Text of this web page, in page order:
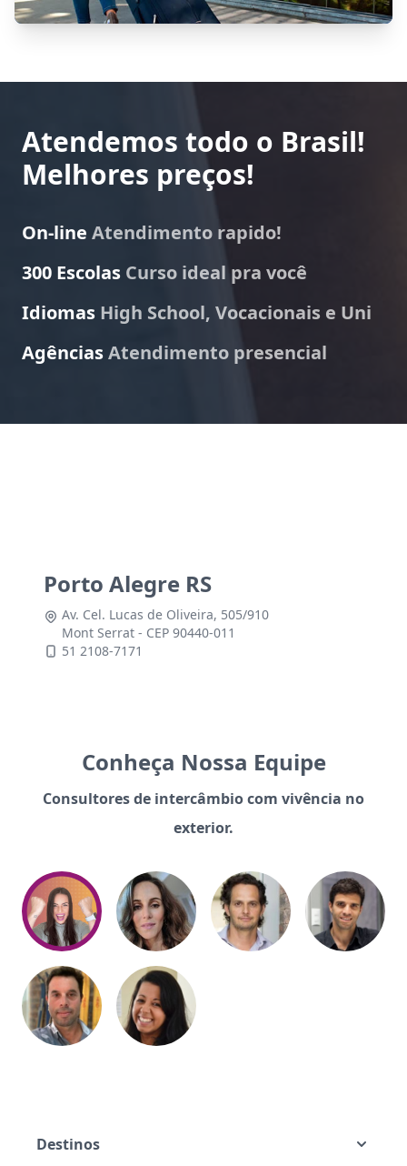
Atendemos todo o Brasil!
Melhores preços!
On-line Atendimento rapido!
300 Escolas Curso ideal pra você
Idiomas High School, Vocacionais e Uni
AgênciasAtendimento presencial
Porto Alegre RS
Av. Cel. Lucas de Oliveira, 505/910
Mont Serrat - CEP 90440-011
51 2108-7171
Conheça Nossa Equipe
Consultores de intercâmbio com vivência no
exterior.
Destinos